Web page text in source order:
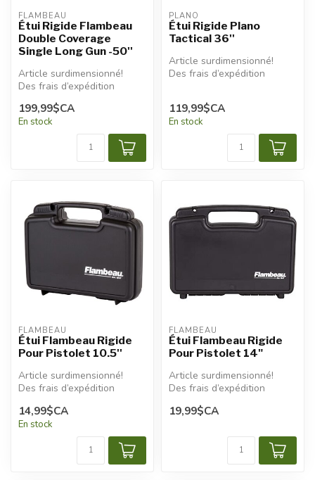
FLAMBEAU
Étui Rigide Flambeau
Double Coverage
Single Long Gun -50''
Article surdimensionné!
Des frais d’expédition
appliqués.
199,99$CA
En stock
PLANO
Étui Rigide Plano
Tactical 36''
Article surdimensionné!
Des frais d’expédition
119,99$CA
En stock
FLAMBEAU
Étui Flambeau Rigide
Pour Pistolet 10.5''
Article surdimensionné!
Des frais d’expédition
appliqués.
14,99$CA
En stock
FLAMBEAU
Étui Flambeau Rigide
Pour Pistolet 14"
Article surdimensionné!
Des frais d’expédition
appliqués.
19,99$CA